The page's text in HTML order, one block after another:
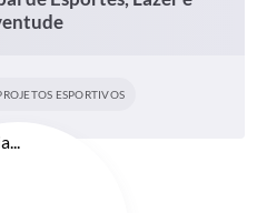
ESPORTIVOS